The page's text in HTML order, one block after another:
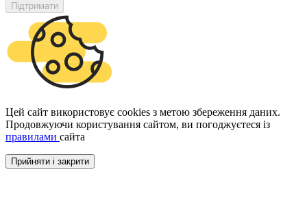
Підтримати
Цей сайт використовує cookies з метою збереження даних.
Продовжуючи користування сайтом, ви погоджуєтеся із
правилами сайта
Прийняти і закрити